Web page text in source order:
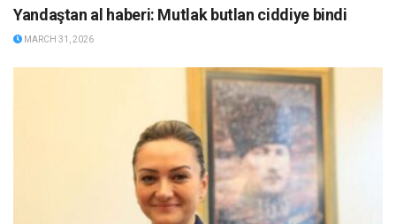
Yandaştan al haberi: Mutlak butlan ciddiye bindi
MARCH 31, 2026